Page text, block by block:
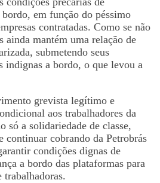
em função do péssimo
contratadas. Como se não
ainda mantém uma relação de
submetendo seus
indignas a bordo, o que levou a
grevista legítimo e
aos trabalhadores da
só a solidariedade de classe,
continuar cobrando da Petrobrás
condições dignas de
a bordo das plataformas para
trabalhadoras.